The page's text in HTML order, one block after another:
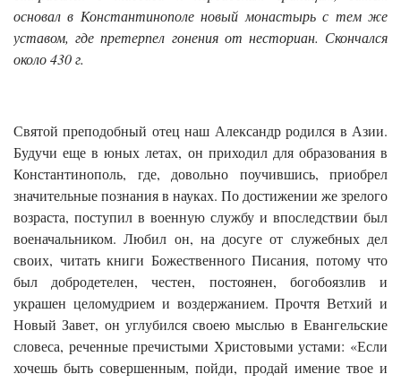
основал в Константинополе новый монастырь с тем же
уставом, где претерпел гонения от несториан. Скончался
около 430 г.
Святой преподобный отец наш Александр родился в Азии.
Будучи еще в юных летах, он приходил для образования в
Константинополь, где, довольно поучившись, приобрел
значительные познания в науках. По достижении же зрелого
возраста, поступил в военную службу и впоследствии был
военачальником. Любил он, на досуге от служебных дел
своих, читать книги Божественного Писания, потому что
был добродетелен, честен, постоянен, богобоязлив и
украшен целомудрием и воздержанием. Прочтя Ветхий и
Новый Завет, он углубился своею мыслью в Евангельские
словеса, реченные пречистыми Христовыми устами: «Если
хочешь быть совершенным, пойди, продай имение твое и